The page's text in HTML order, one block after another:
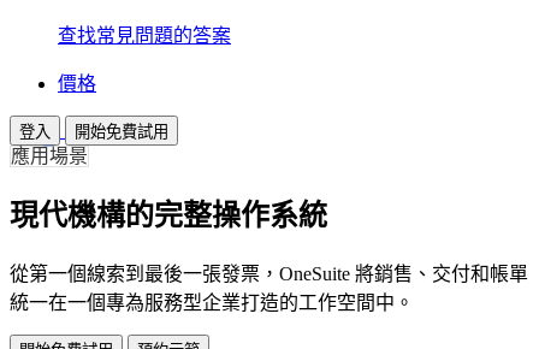
查找常見問題的答案
價格
登入 開始免費試用
應用場景
現代機構的完整操作系統
從第一個線索到最後一張發票，OneSuite 將銷售、交付和帳單
統一在一個專為服務型企業打造的工作空間中。